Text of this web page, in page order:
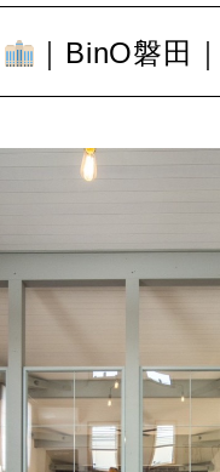
TREK
トキドキを愉しむ平屋
｜BinO磐田｜